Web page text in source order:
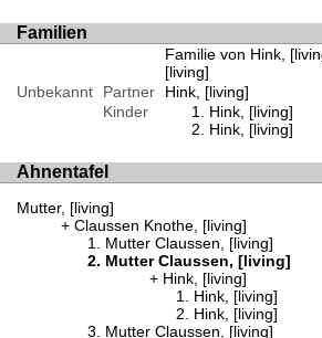
Familien
Familie von Hink,
[living]
Unbekannt
Partner
Hink, [living]
Kinder
Hink, [living]
Hink, [living]
Ahnentafel
Mutter, [living]
Claussen Knothe, [living]
Mutter Claussen, [living]
Mutter Claussen, [living]
Hink, [living]
Hink, [living]
Hink, [living]
Mutter Claussen, [living]